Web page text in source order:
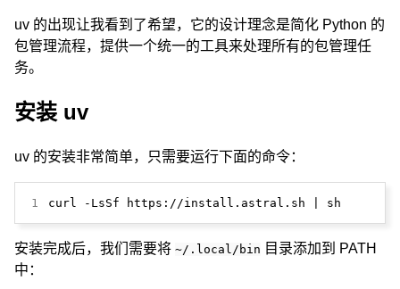
uv 的出现让我看到了希望，它的设计理念是简化 Python 的
包管理流程，提供一个统一的工具来处理所有的包管理任
务。
安装 uv
uv 的安装非常简单，只需要运行下面的命令：
1 curl -LsSf https://install.astral.sh | sh
安装完成后，我们需要将 ~/.local/bin 目录添加到 PATH
中：